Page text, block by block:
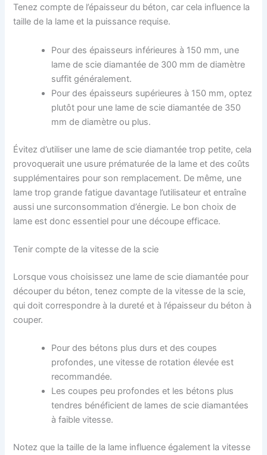
Tenez compte de l’épaisseur du béton, car cela influence la
taille de la lame et la puissance requise.
Pour des épaisseurs inférieures à 150 mm, une
lame de scie diamantée de 300 mm de diamètre
suffit généralement.
Pour des épaisseurs supérieures à 150 mm, optez
plutôt pour une lame de scie diamantée de 350
mm de diamètre ou plus.
Évitez d’utiliser une lame de scie diamantée trop petite, cela
provoquerait une usure prématurée de la lame et des coûts
supplémentaires pour son remplacement. De même, une
lame trop grande fatigue davantage l’utilisateur et entraîne
aussi une surconsommation d’énergie. Le bon choix de
lame est donc essentiel pour une découpe efficace.
Tenir compte de la vitesse de la scie
Lorsque vous choisissez une lame de scie diamantée pour
découper du béton, tenez compte de la vitesse de la scie,
qui doit correspondre à la dureté et à l’épaisseur du béton à
couper.
Pour des bétons plus durs et des coupes
profondes, une vitesse de rotation élevée est
recommandée.
Les coupes peu profondes et les bétons plus
tendres bénéficient de lames de scie diamantées
à faible vitesse.
Notez que la taille de la lame influence également la vitesse